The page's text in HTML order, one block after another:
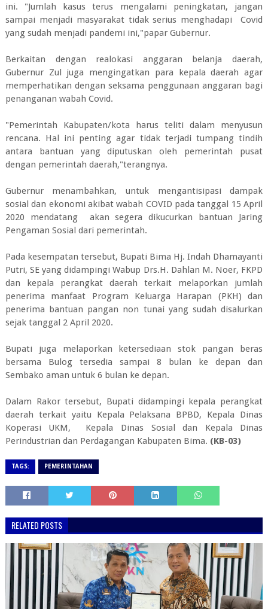
ini. "Jumlah kasus terus mengalami peningkatan, jangan
sampai menjadi masyarakat tidak serius menghadapi Covid
yang sudah menjadi pandemi ini,"papar Gubernur.
Berkaitan dengan realokasi anggaran belanja daerah,
Gubernur Zul juga mengingatkan para kepala daerah agar
memperhatikan dengan seksama penggunaan anggaran bagi
penanganan wabah Covid.
"Pemerintah Kabupaten/kota harus teliti dalam menyusun
rencana. Hal ini penting agar tidak terjadi tumpang tindih
antara bantuan yang diputuskan oleh pemerintah pusat
dengan pemerintah daerah,"terangnya.
Gubernur menambahkan, untuk mengantisipasi dampak
sosial dan ekonomi akibat wabah COVID pada tanggal 15 April
2020 mendatang akan segera dikucurkan bantuan Jaring
Pengaman Sosial dari pemerintah.
Pada kesempatan tersebut, Bupati Bima Hj. Indah Dhamayanti
Putri, SE yang didampingi Wabup Drs.H. Dahlan M. Noer, FKPD
dan kepala perangkat daerah terkait melaporkan jumlah
penerima manfaat Program Keluarga Harapan (PKH) dan
penerima bantuan pangan non tunai yang sudah disalurkan
sejak tanggal 2 April 2020.
Bupati juga melaporkan ketersediaan stok pangan beras
bersama Bulog tersedia sampai 8 bulan ke depan dan
Sembako aman untuk 6 bulan ke depan.
Dalam Rakor tersebut, Bupati didampingi kepala perangkat
daerah terkait yaitu Kepala Pelaksana BPBD, Kepala Dinas
Koperasi UKM, Kepala Dinas Sosial dan Kepala Dinas
Perindustrian dan Perdagangan Kabupaten Bima. (KB-03)
TAGS: PEMERINTAHAN
RELATED POSTS